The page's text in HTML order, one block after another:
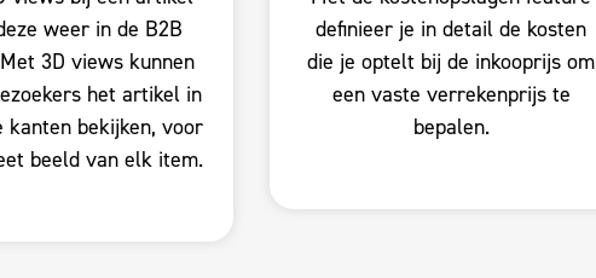
weer in de B2B
3D views kunnen
het artikel in
kanten bekijken, voor
beeld van elk item.
definieer je in detail de kosten
die je optelt bij de inkooprijs om
een vaste verrekenprijs te
bepalen.